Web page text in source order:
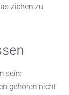
ziehen zu
sein:
gehören nicht